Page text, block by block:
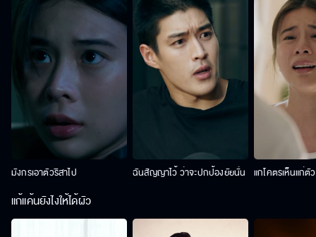
มังกรเอาตัวริสาไป ฉันสัญญาไว้ ว่าจะปกป้องยัยนั่น แกโคตรเห็นแก่ตั
แก้แค้นยังไงให้ได้ผัว